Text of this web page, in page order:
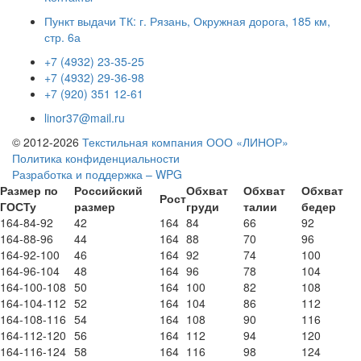
Пункт выдачи ТК: г. Рязань, Окружная дорога, 185 км,
стр. 6а
+7 (4932) 23-35-25
+7 (4932) 29-36-98
+7 (920) 351 12-61
linor37@mail.ru
© 2012-2026 Текстильная компания ООО «ЛИНОР»
Политика конфиденциальности
Разработка и поддержка – WPG
Размер по
ГОСТу
Российский
размер
РостОбхват
груди
Обхват
талии
Обхват
бедер
164-84-92
42 164 84 66
92
164-88-96
44 164 88 70
96
164-92-100
46 164 92 74
100
164-96-104
48 164 96 78
104
164-100-108 50 164 100 82
108
164-104-112 52 164 104 86
112
164-108-116 54 164 108 90
116
164-112-120 56 164 112 94
120
164-116-124 58 164 116 98
124